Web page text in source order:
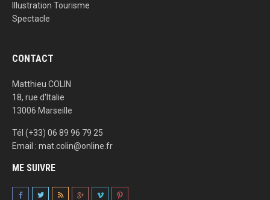
Illustration Tourisme
Spectacle
CONTACT
Matthieu COLIN
18, rue d'Italie
13006 Marseille
Tél (+33) 06 89 96 79 25
Email : mat.colin@online.fr
ME SUIVRE